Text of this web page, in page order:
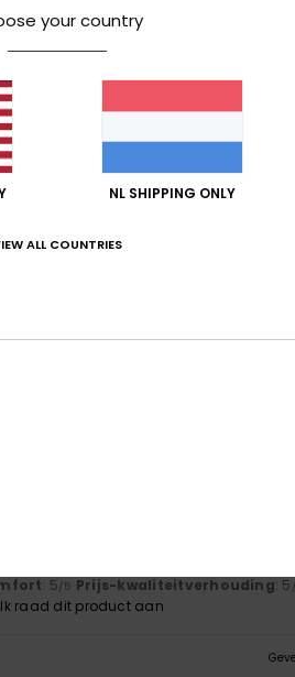
gebaseerd op1
: 5/5 Prijs-kwaliteitverhouding: 5
Ik raad dit product aan
your country
NL SHIPPING ONLY
ALL COUNTRIES